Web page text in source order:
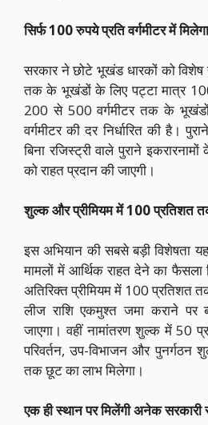
सिर्फ 100 रुपये प्रति वर्गमीटर में
सरकार ने छोटे भूखंड धारकों को विशेष
तक के भूखंडों के लिए पट्टा मात्र
200 से 500 वर्गमीटर तक के
वर्गमीटर की दर निर्धारित की है।
बिना रजिस्ट्री वाले पुराने
को राहत प्रदान की जाएगी।
शुल्क और प्रीमियम में 100 प्रतिशत
इस अभियान की सबसे बड़ी विशेषता
मामलों में आर्थिक राहत देने का फैसला
अतिरिक्त प्रीमियम में 100 प्रतिशत
लीज राशि एकमुश्त जमा कराने पर
जाएगा। वहीं नामांतरण शुल्क में 50
परिवर्तन, उप-विभाजन और
तक छूट का लाभ मिलेगा।
एक ही स्थान पर मिलेंगी अनेक सरकारी